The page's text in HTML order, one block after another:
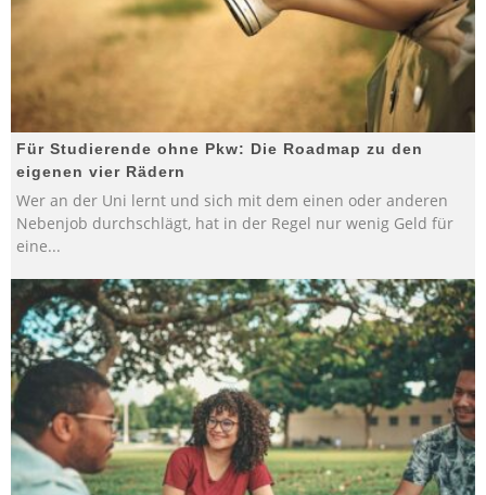
Für Studierende ohne Pkw: Die Roadmap zu den
eigenen vier Rädern
Wer an der Uni lernt und sich mit dem einen oder anderen
Nebenjob durchschlägt, hat in der Regel nur wenig Geld für
eine...